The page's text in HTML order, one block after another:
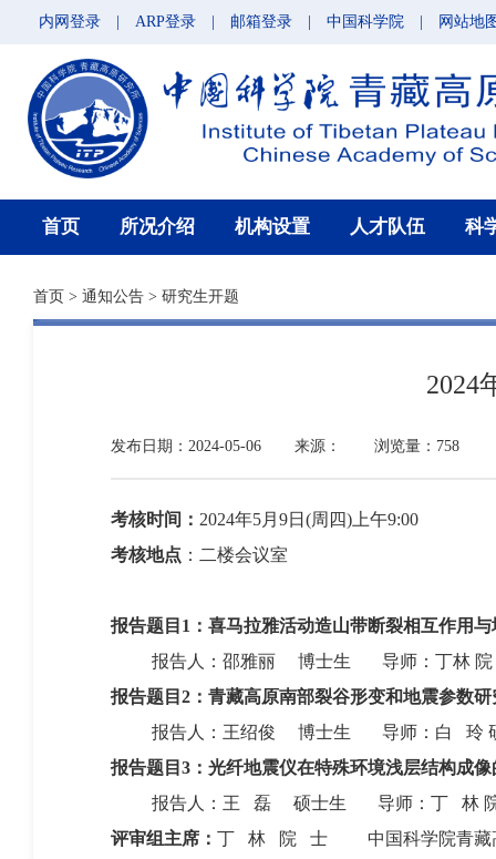
内网登录 ARP登录 邮箱登录 中国科学院 网站地
首页 所况介绍 机构设置 人才队伍 科
首页 > 通知公告 > 研究生开题
2024
发布日期：2024-05-06 来源： 浏览量：758
考核时间： 2024年5月9日(周四)上午9:00
考核地点 ：二楼会议室
报告题目1：喜马拉雅活动造山带断裂相互作用
报告人：邵雅丽 博士生 导师：丁林 院
报告题目2：青藏高原南部裂谷形变和地震参数研
报告人：王绍俊 博士生 导师：白 玲
报告题目3：光纤地震仪在特殊环境浅层结构成像
报告人：王 磊 硕士生 导师：丁 林
评审组主席： 丁 林 院 士 中国科学院青藏